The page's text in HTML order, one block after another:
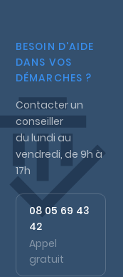
BESOIN D'AIDE
DANS VOS
DÉMARCHES ?
Contacter un
conseiller
du lundi au
vendredi, de 9h à
17h
08 05 69 43
42
Appel
gratuit